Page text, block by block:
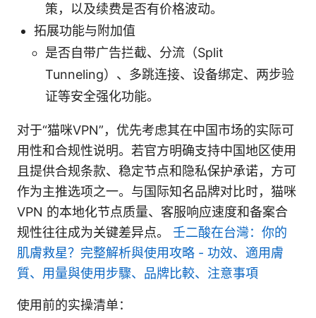
策，以及续费是否有价格波动。
拓展功能与附加值
是否自带广告拦截、分流（Split
Tunneling）、多跳连接、设备绑定、两步验
证等安全强化功能。
对于“猫咪VPN”，优先考虑其在中国市场的实际可
用性和合规性说明。若官方明确支持中国地区使用
且提供合规条款、稳定节点和隐私保护承诺，方可
作为主推选项之一。与国际知名品牌对比时，猫咪
VPN 的本地化节点质量、客服响应速度和备案合
规性往往成为关键差异点。 壬二酸在台灣：你的
肌膚救星？完整解析與使用攻略 - 功效、適用膚
質、用量與使用步驟、品牌比較、注意事項
使用前的实操清单：